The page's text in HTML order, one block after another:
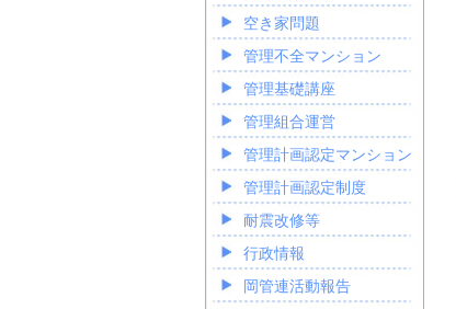
空き家問題
管理不全マンション
管理基礎講座
管理組合運営
管理計画認定マンション
管理計画認定制度
耐震改修等
行政情報
岡管連活動報告